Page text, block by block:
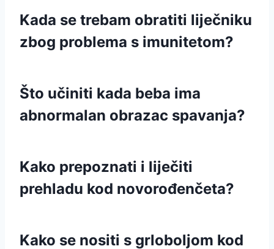
Kada se trebam obratiti liječniku
zbog problema s imunitetom?
Što učiniti kada beba ima
abnormalan obrazac spavanja?
Kako prepoznati i liječiti
prehladu kod novorođenčeta?
Kako se nositi s grloboljom kod